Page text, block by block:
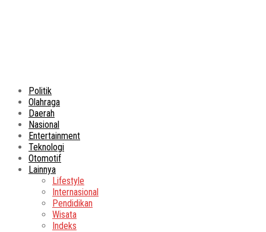
Politik
Olahraga
Daerah
Nasional
Entertainment
Teknologi
Otomotif
Lainnya
Lifestyle
Internasional
Pendidikan
Wisata
Indeks